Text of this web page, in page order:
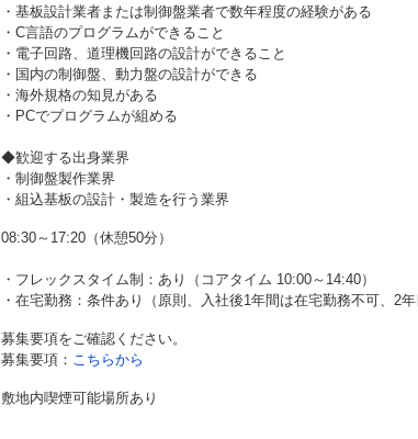
・基板設計業者または制御盤業者で数年程度の経験がある
・C言語のプログラムができること
・電子回路、道理機回路の設計ができること
・国内の制御盤、動力盤の設計ができる
・海外規格の知見がある
・PCでプログラムが組める
◆歓迎する出身業界
・制御盤製作業界
・組込基板の設計・製造を行う業界
08:30～17:20（休憩50分）
・フレックスタイム制：あり（コアタイム 10:00～14:40）
・在宅勤務：条件あり（原則、入社後1年間は在宅勤務不可、2
募集要項をご確認ください。
募集要項： こちらから
敷地内喫煙可能場所あり